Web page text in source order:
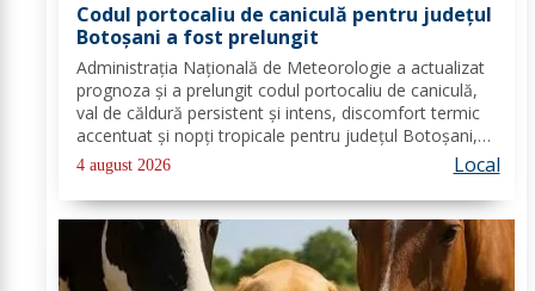
Codul portocaliu de caniculă pentru județul
Botoșani a fost prelungit
Administrația Națională de Meteorologie a actualizat
prognoza și a prelungit codul portocaliu de caniculă,
val de căldură persistent și intens, discomfort termic
accentuat și nopți tropicale pentru județul Botoșani,
până joi, la ora 10:00. Temperaturile maxime vor fi
cuprinse între 35 și 39 de...
4 august 2026 Local